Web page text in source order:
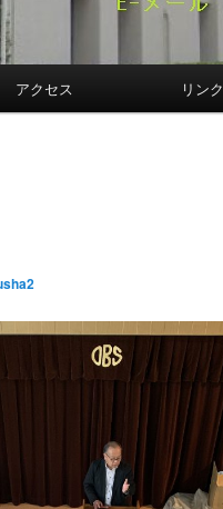
アクセス リ